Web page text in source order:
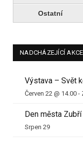
Ostatní
NADCHÁZEJÍCÍ AKCE
Výstava – Svět
Červen 22 @ 14.00 -
Den města
Srpen 29